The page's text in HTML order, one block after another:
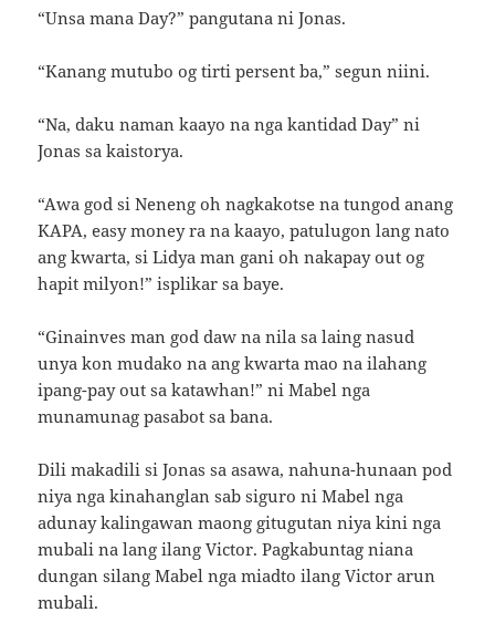
“Unsa mana Day?” pangutana ni Jonas.
“Kanang mutubo og tirti persent ba,” segun niini.
“Na, daku naman kaayo na nga kantidad Day” ni
Jonas sa kaistorya.
“Awa god si Neneng oh nagkakotse na tungod anang
KAPA, easy money ra na kaayo, patulugon lang nato
ang kwarta, si Lidya man gani oh nakapay out og
hapit milyon!” isplikar sa baye.
“Ginainves man god daw na nila sa laing nasud
unya kon mudako na ang kwarta mao na ilahang
ipang-pay out sa katawhan!” ni Mabel nga
munamunag pasabot sa bana.
Dili makadili si Jonas sa asawa, nahuna-hunaan pod
niya nga kinahanglan sab siguro ni Mabel nga
adunay kalingawan maong gitugutan niya kini nga
mubali na lang ilang Victor. Pagkabuntag niana
dungan silang Mabel nga miadto ilang Victor arun
mubali.